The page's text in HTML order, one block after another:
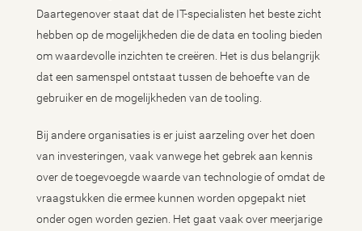
Daartegenover staat dat de IT-specialisten het beste zicht
hebben op de mogelijkheden die de data en tooling bieden
om waardevolle inzichten te creëren. Het is dus belangrijk
dat een samenspel ontstaat tussen de behoefte van de
gebruiker en de mogelijkheden van de tooling.
Bij andere organisaties is er juist aarzeling over het doen
van investeringen, vaak vanwege het gebrek aan kennis
over de toegevoegde waarde van technologie of omdat de
vraagstukken die ermee kunnen worden opgepakt niet
onder ogen worden gezien. Het gaat vaak over meerjarige